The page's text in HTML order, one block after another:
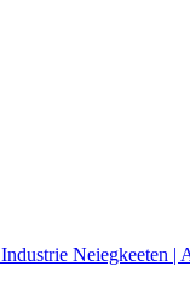
Industrie Neiegkeeten |